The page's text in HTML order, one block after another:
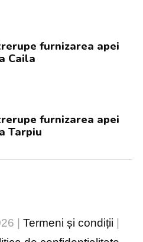
furnizarea apei
Caila
furnizarea apei
Tarpiu
| Termeni și condiții